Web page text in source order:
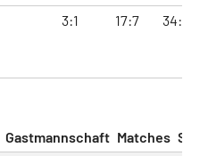
3:1 17:7 34:15
Gastmannschaft Matches